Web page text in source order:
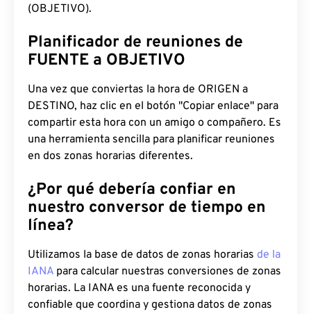
(OBJETIVO).
Planificador de reuniones de
FUENTE a OBJETIVO
Una vez que conviertas la hora de ORIGEN a
DESTINO, haz clic en el botón "Copiar enlace" para
compartir esta hora con un amigo o compañero. Es
una herramienta sencilla para planificar reuniones
en dos zonas horarias diferentes.
¿Por qué debería confiar en
nuestro conversor de tiempo en
línea?
Utilizamos la base de datos de zonas horarias de la
IANA para calcular nuestras conversiones de zonas
horarias. La IANA es una fuente reconocida y
confiable que coordina y gestiona datos de zonas